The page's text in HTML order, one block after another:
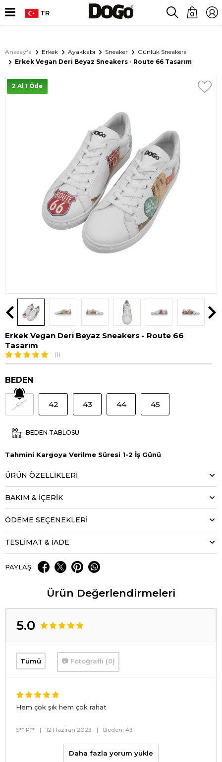
TR 0
Anasayfa Erkek Ayakkabı Sneaker
Günlük Sneakers
Erkek Vegan Deri Beyaz Sneakers - Route 66 Tasarım
2 Al 1 Öde
Erkek Vegan Deri Beyaz Sneakers - Route 66
Tasarım
(1)
BEDEN
41 42 43 44 45
BEDEN TABLOSU
Tahmini Kargoya Verilme Süresi 1-2 İş Günü
ÜRÜN ÖZELLIKLERI
BAKIM & İÇERİK
ÖDEME SEÇENEKLERI
TESLİMAT & İADE
PAYLAŞ:
Ürün Değerlendirmeleri
5.0
Tümü 📷 Fotoğraflı (0)
Hem çok şık hem çok rahat
S** P** | 12 Haziran 2023 | Beden: 43
Daha fazla yorum yükle